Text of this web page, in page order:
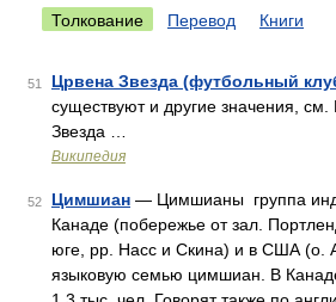
Толкование Перевод Книги
51 Црвена Звезда (футбольный
существуют и другие значения,
Звезда …
Википедия
52 Цимшиан — Цимшианы группа
Канаде (побережье от зал.
юге, рр. Насс и Скина) и в США (о.
языковую семью цимшиан. В